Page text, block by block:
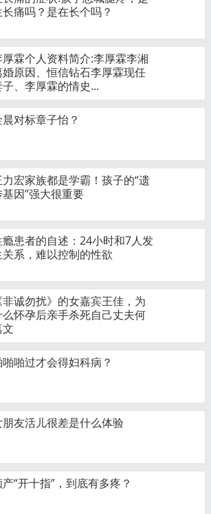
痛吗？是在长个吗？
厚霖个人资料简介:李厚霖李湘
婚原因、恒信钻石李厚霖现任
、李厚霖的情史...
对标章子怡？
力宏家族都是学霸！孩子的“遗
因”强大很重要
瘾患者的自述：24小时和7人发
关系，难以控制的性欲
非诚勿扰》的女嘉宾王佳，为
么怀孕后亲手杀死自己丈夫何
啪过才会得妇科病？
朋友活儿很差是什么体验
产“开十指”，到底有多疼？